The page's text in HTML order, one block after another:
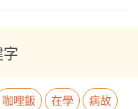
咖哩飯 在學
病故